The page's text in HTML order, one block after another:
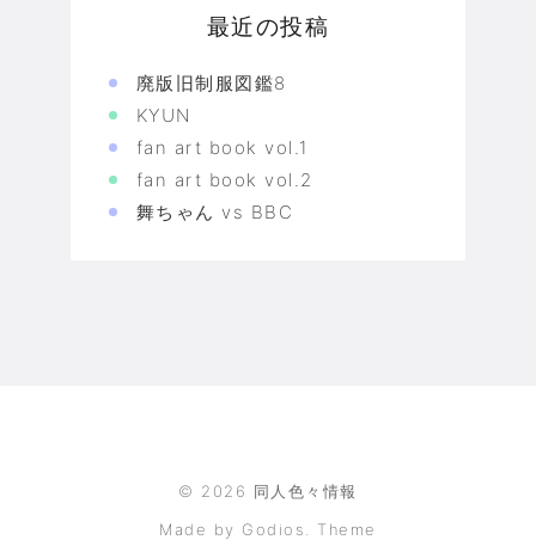
最近の投稿
廃版旧制服図鑑8
KYUN
fan art book vol.1
fan art book vol.2
舞ちゃん vs BBC
© 2026 同人色々情報
Made by Godios. Theme